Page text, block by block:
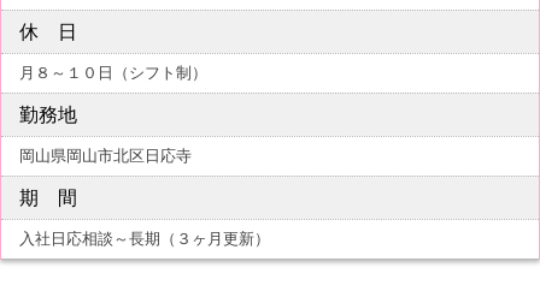
休 日
月８～１０日（シフト制）
勤務地
岡山県岡山市北区日応寺
期 間
入社日応相談～長期（３ヶ月更新）